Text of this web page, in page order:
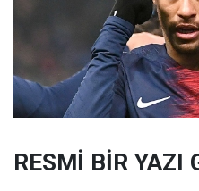
RESMİ BİR YAZI